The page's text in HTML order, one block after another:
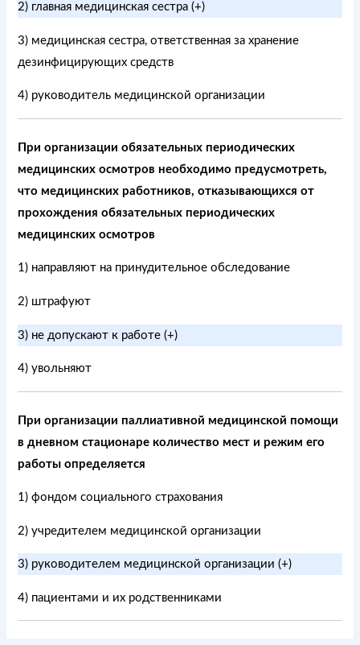
2) главная медицинская сестра (+)
3) медицинская сестра, ответственная за хранение
дезинфицирующих средств
4) руководитель медицинской организации
При организации обязательных периодических
медицинских осмотров необходимо предусмотреть,
что медицинских работников, отказывающихся от
прохождения обязательных периодических
медицинских осмотров
1) направляют на принудительное обследование
2) штрафуют
3) не допускают к работе (+)
4) увольняют
При организации паллиативной медицинской помощи
в дневном стационаре количество мест и режим его
работы определяется
1) фондом социального страхования
2) учредителем медицинской организации
3) руководителем медицинской организации (+)
4) пациентами и их родственниками